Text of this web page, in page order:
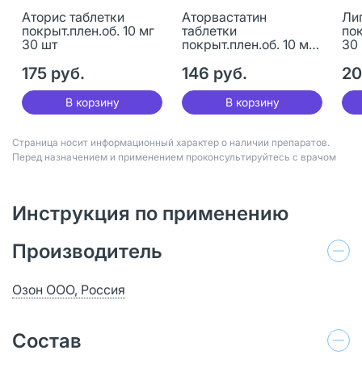
Аторис таблетки
покрыт.плен.об. 10 мг
30 шт
175 руб.
В корзину
Аторвастатин
таблетки
покрыт.плен.об. 10 мг
146 руб.
В корзину
30
Страница носит информационный характер о наличии препаратов.
Перед назначением и применением проконсультируйтесь с врачом
Инструкция по применению
Производитель
Озон ООО, Россия
Состав